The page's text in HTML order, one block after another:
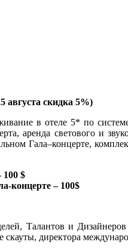
скидка 5%)
в отеле 5* по
аренда светового и
Гала–концерте,
$
концерте – 100$
Талантов и
директора